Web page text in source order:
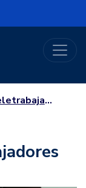
para 2025